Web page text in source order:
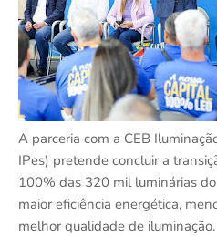
A parceria com a CEB
IPes) pretende concluir a
100% das 320 mil luminárias
maior eficiência energética,
melhor qualidade de